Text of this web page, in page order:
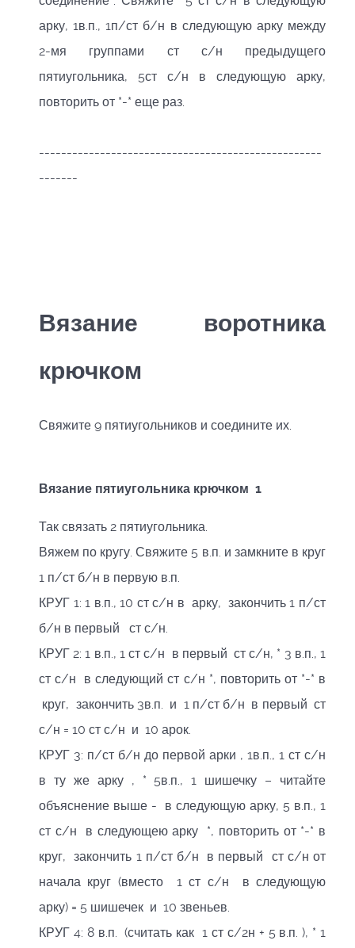
арку, 1в.п., 1п/ст б/н в следующую арку между
2-мя группами ст с/н предыдущего
пятиугольника, 5ст с/н в следующую арку,
повторить от *-* еще раз.
---------------------------------------------------
-------
Вязание воротника
крючком
Свяжите 9 пятиугольников и соедините их.
Вязание пятиугольника крючком 1
Так связать 2 пятиугольника.
Вяжем по кругу. Свяжите 5 в.п. и замкните в круг
1 п/ст б/н в первую в.п.
КРУГ 1: 1 в.п., 10 ст с/н в арку, закончить 1 п/ст
б/н в первый ст с/н.
КРУГ 2: 1 в.п., 1 ст с/н в первый ст с/н, * 3 в.п., 1
ст с/н в следующий ст с/н *, повторить от *-* в
круг, закончить 3в.п. и 1 п/ст б/н в первый ст
с/н = 10 ст с/н и 10 арок.
КРУГ 3: п/ст б/н до первой арки , 1в.п., 1 ст с/н
в ту же арку , * 5в.п., 1 шишечку – читайте
объяснение выше - в следующую арку, 5 в.п., 1
ст с/н в следующею арку *, повторить от *-* в
круг, закончить 1 п/ст б/н в первый ст с/н от
начала круг (вместо 1 ст с/н в следующую
арку) = 5 шишечек и 10 звеньев.
КРУГ 4: 8 в.п. (считать как 1 ст с/2н + 5 в.п. ), * 1